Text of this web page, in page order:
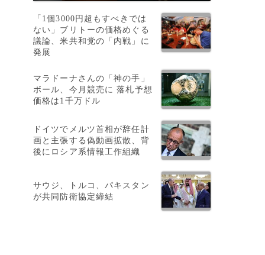
「1個3000円超もすべきでは
ない」ブリトーの価格めぐる
議論、米共和党の「内戦」に
発展
マラドーナさんの「神の手」
ボール、今月競売に 落札予想
価格は1千万ドル
ドイツでメルツ首相が辞任計
画と主張する偽動画拡散、背
後にロシア系情報工作組織
サウジ、トルコ、パキスタン
が共同防衛協定締結